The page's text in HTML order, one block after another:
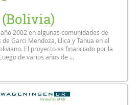
(Bolivia)
2002 en algunas comunidades de
Garci Mendoza, Llica y Tahua en el
El proyecto es financiado por la
de varios años de ...